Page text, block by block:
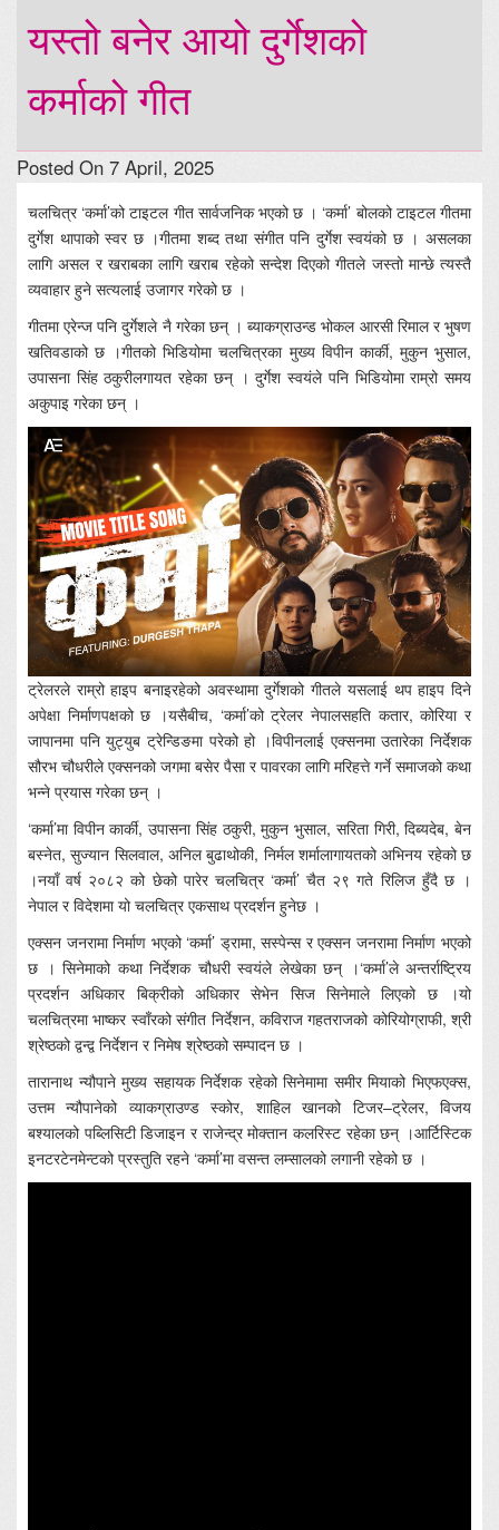
यस्तो बनेर आयो दुर्गेशको
कर्माको गीत
Posted On 7 April, 2025
चलचित्र ‘कर्मा’को टाइटल गीत सार्वजनिक भएको छ । ‘कर्मा’ बोलको टाइटल गीतमा
दुर्गेश थापाको स्वर छ ।गीतमा शब्द तथा संगीत पनि दुर्गेश स्वयंको छ । असलका
लागि असल र खराबका लागि खराब रहेको सन्देश दिएको गीतले जस्तो मान्छे त्यस्तै
व्यवाहार हुने सत्यलाई उजागर गरेको छ ।
गीतमा एरेन्ज पनि दुर्गेशले नै गरेका छन् । ब्याकग्राउन्ड भोकल आरसी रिमाल र भुषण
खतिवडाको छ ।गीतको भिडियोमा चलचित्रका मुख्य विपीन कार्की, मुकुन भुसाल,
उपासना सिंह ठकुरीलगायत रहेका छन् । दुर्गेश स्वयंले पनि भिडियोमा राम्रो समय
अकुपाइ गरेका छन् ।
ट्रेलरले राम्रो हाइप बनाइरहेको अवस्थामा दुर्गेशको गीतले यसलाई थप हाइप दिने
अपेक्षा निर्माणपक्षको छ ।यसैबीच, ‘कर्मा’को ट्रेलर नेपालसहति कतार, कोरिया र
जापानमा पनि युट्युब ट्रेन्डिङमा परेको हो ।विपीनलाई एक्सनमा उतारेका निर्देशक
सौरभ चौधरीले एक्सनको जगमा बसेर पैसा र पावरका लागि मरिहत्ते गर्ने समाजको कथा
भन्ने प्रयास गरेका छन् ।
‘कर्मा’मा विपीन कार्की, उपासना सिंह ठकुरी, मुकुन भुसाल, सरिता गिरी, दिब्यदेब, बेन
बस्नेत, सुज्यान सिलवाल, अनिल बुढाथोकी, निर्मल शर्मालागायतको अभिनय रहेको छ
।नयाँ वर्ष २०८२ को छेको पारेर चलचित्र ‘कर्मा’ चैत २९ गते रिलिज हुँदै छ ।
नेपाल र विदेशमा यो चलचित्र एकसाथ प्रदर्शन हुनेछ ।
एक्सन जनरामा निर्माण भएको ‘कर्मा’ ड्रामा, सस्पेन्स र एक्सन जनरामा निर्माण भएको
छ । सिनेमाको कथा निर्देशक चौधरी स्वयंले लेखेका छन् ।‘कर्मा’ले अन्तर्राष्ट्रिय
प्रदर्शन अधिकार बिक्रीको अधिकार सेभेन सिज सिनेमाले लिएको छ ।यो
चलचित्रमा भाष्कर स्वाँरको संगीत निर्देशन, कविराज गहतराजको कोरियोग्राफी, श्री
श्रेष्ठको द्वन्द्व निर्देशन र निमेष श्रेष्ठको सम्पादन छ ।
तारानाथ न्यौपाने मुख्य सहायक निर्देशक रहेको सिनेमामा समीर मियाको भिएफएक्स,
उत्तम न्यौपानेको व्याकग्राउण्ड स्कोर, शाहिल खानको टिजर–ट्रेलर, विजय
बश्यालको पब्लिसिटी डिजाइन र राजेन्द्र मोक्तान कलरिस्ट रहेका छन् ।आर्टिस्टिक
इनटरटेनमेन्टको प्रस्तुति रहने ‘कर्मा’मा वसन्त लम्सालको लगानी रहेको छ ।